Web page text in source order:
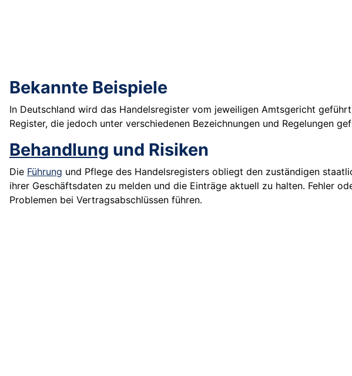
Bekannte Beispiele
In Deutschland wird das Handelsregister vom jeweiligen Amtsgericht
Register, die jedoch unter verschiedenen Bezeichnungen und Regelungen
Behandlung und Risiken
Die Führung und Pflege des Handelsregisters obliegt den zuständigen
ihrer Geschäftsdaten zu melden und die Einträge aktuell zu halten. Fehler
Problemen bei Vertragsabschlüssen führen.